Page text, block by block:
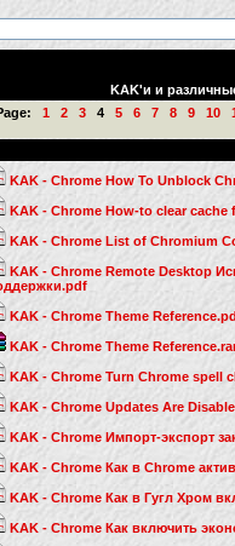
KAK'и и
1 2 3 4 5 6 7 8 9 10
KAK - Chrome How To Unblock
KAK - Chrome How-to clear
KAK - Chrome List of Chromium
KAK - Chrome Remote Desktop
KAK - Chrome Theme
KAK - Chrome Theme
KAK - Chrome Turn Chrome spell
KAK - Chrome Updates Are
KAK - Chrome Импорт-экспорт
KAK - Chrome Как в Chrome
KAK - Chrome Как в Гугл Хром
KAK - Chrome Как включить